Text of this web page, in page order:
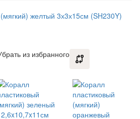
из избранного